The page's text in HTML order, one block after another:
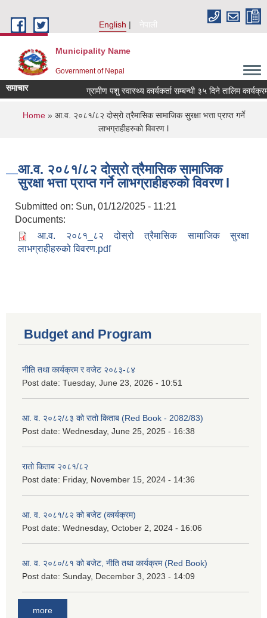
English
नेपाली
Municipality Name
Government of Nepal
समाचार ग्रामीण पशु स्वास्थ्य कार्यकर्ता सम्बन्धी ३५ दिने तालिम
You are here
Home» आ.व. २०८१/८२ दोस्रो त्रैमासिक सामाजिक सुरक्षा भत्ता प्राप्त गर्ने
लाभग्राहीहरुको विवरण l
आ.व. २०८१/८२ दोस्रो त्रैमासिक सामाजिक
सुरक्षा भत्ता प्राप्त गर्ने लाभग्राहीहरुको विवरण l
Submitted on: Sun, 01/12/2025 - 11:21
Documents:
आ.व. २०८१_८२ दोस्रो त्रैमासिक सामाजिक सुरक्षा
लाभग्राहीहरुको विवरण.pdf
Budget and Program
नीति तथा कार्यक्रम र वजेट २०८३-८४
Post date: Tuesday, June 23, 2026 - 10:51
आ. व. २०८२/८३ को रातो किताब (Red Book - 2082/83)
Post date: Wednesday, June 25, 2025 - 16:38
रातो किताब २०८१/८२
Post date: Friday, November 15, 2024 - 14:36
आ. व. २०८१/८२ को बजेट (कार्यक्रम)
Post date: Wednesday, October 2, 2024 - 16:06
आ. व. २०८०/८१ को बजेट, नीति तथा कार्यक्रम (Red Book)
Post date: Sunday, December 3, 2023 - 14:09
more